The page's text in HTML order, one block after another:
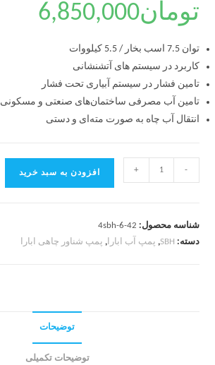
تومان6,850,000
توان 7.5 اسب بخار / 5.5 کیلووات
کاربرد در سیستم های آتشنشانی
تامین فشار در سیستم آبیاری تحت فشار
تامین آب مصرفی ساختمان‌های صنعتی و مسکونی
انتقال آب چاه به صورت مته‌ای و دستی
-
+ افزودن به سبد خرید
شناسه محصول: 4sbh-6-42
دسته: SBH
, پمپ آب ابارا, پمپ شناور چاهی ابارا
توضیحات
توضیحات تکمیلی